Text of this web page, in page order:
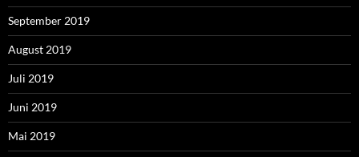
September 2019
August 2019
Juli 2019
Juni 2019
Mai 2019